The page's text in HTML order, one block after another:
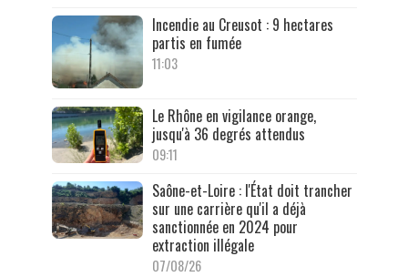
Incendie au Creusot : 9 hectares
partis en fumée
11:03
Le Rhône en vigilance orange,
jusqu'à 36 degrés attendus
09:11
Saône-et-Loire : l'État doit trancher
sur une carrière qu'il a déjà
sanctionnée en 2024 pour
extraction illégale
07/08/26